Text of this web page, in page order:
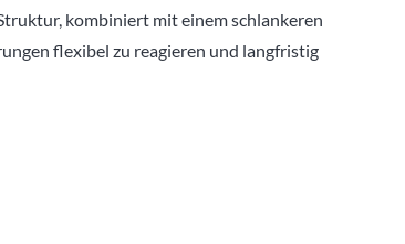
kombiniert mit einem schlankeren
flexibel zu reagieren und langfristig